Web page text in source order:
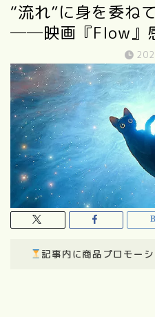
“流れ”に身を委ね
──映画『Flow』
記事内に商品プロモー